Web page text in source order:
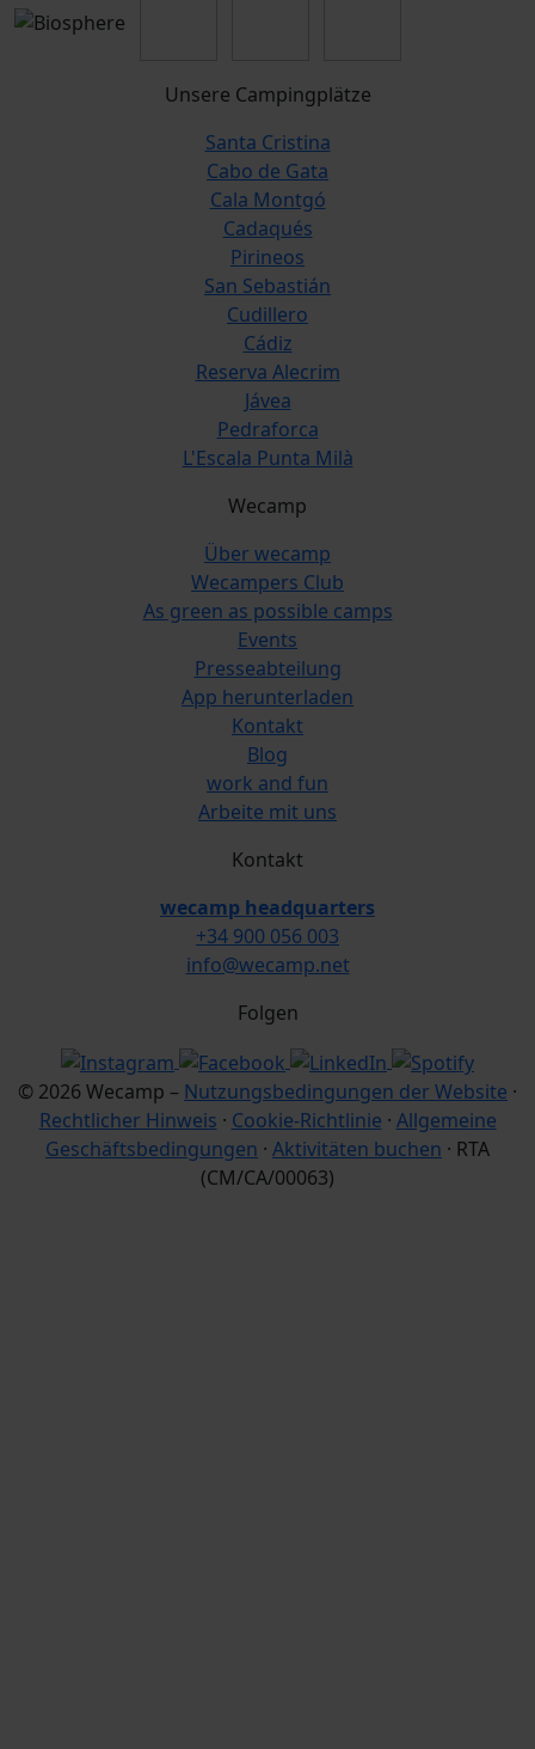
Unsere Campingplätze
Santa Cristina
Cabo de Gata
Cala Montgó
Cadaqués
Pirineos
San Sebastián
Cudillero
Cádiz
Reserva Alecrim
Jávea
Pedraforca
L'Escala Punta Milà
Wecamp
Über wecamp
Wecampers Club
As green as possible camps
Events
Presseabteilung
App herunterladen
Kontakt
Blog
work and fun
Arbeite mit uns
Kontakt
wecamp headquarters
+34 900 056 003
info@wecamp.net
Folgen
© 2026 Wecamp – Nutzungsbedingungen der Website ·
Rechtlicher Hinweis · Cookie-Richtlinie · Allgemeine
Geschäftsbedingungen · Aktivitäten buchen · RTA
(CM/CA/00063)